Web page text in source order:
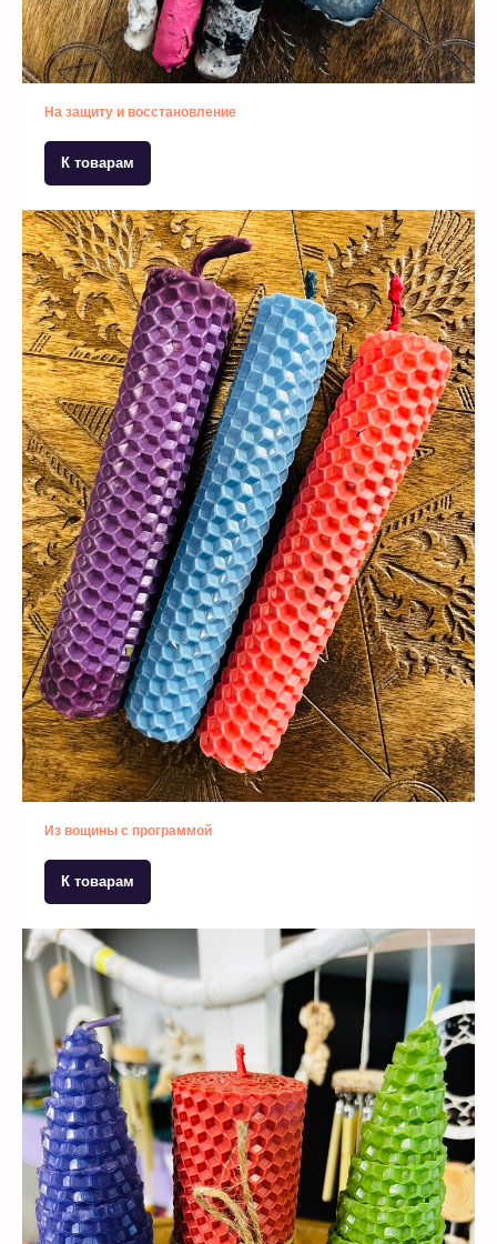
На защиту и восстановление
К товарам
Из вощины с программой
К товарам